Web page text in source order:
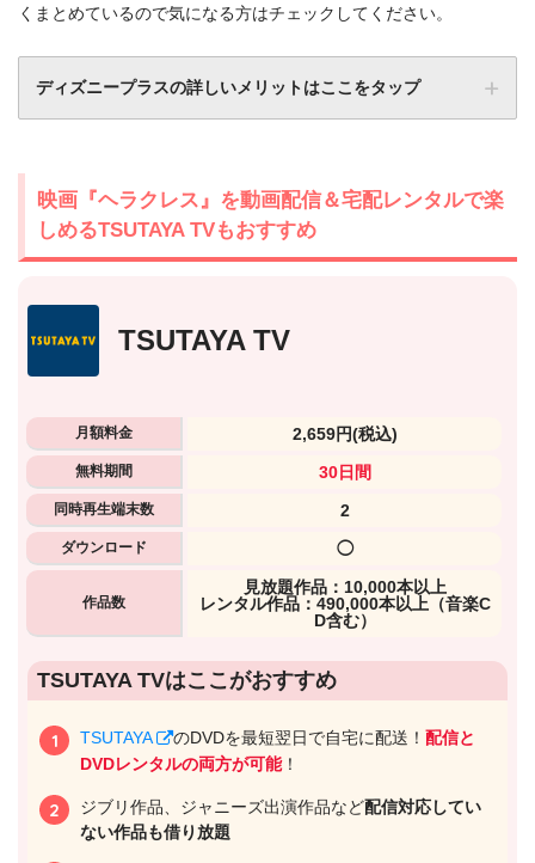
くまとめているので気になる方はチェックしてください。
ディズニープラスの詳しいメリットはここをタップ
Disney+ (ディズニープラス)
唯一のディズニー公式サービ
ス
映画『ヘラクレス』を動画配信＆宅配レンタルで楽
しめるTSUTAYA TVもおすすめ
TSUTAYA TV
月額料金 2,659円(税込)
無料期間 30日間
同時再生端末数 2
ダウンロード ◯
作品数
⾒放題作品：10,000本以上
レンタル作品：490,000本以上（音楽C
D含む）
TSUTAYA TVはここがおすすめ
TSUTAYA のDVDを最短翌日で自宅に配送！配信と
DVDレンタルの両方が可能！
ジブリ作品、ジャニーズ出演作品など配信対応してい
ない作品も借り放題